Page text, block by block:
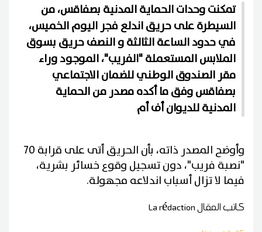
تمكنت وحدات الحماية المدنية بصفاقس، من
السيطرة على حريق اندلع فجر اليوم الخميس،
في حدود الساعة الثالثة و النصف حريق بسوق
الملابس المستعملة "الفريب"، الموجود وراء
مقر الصندوق الوطني للضمان الاجتماعي
بصفاقس وفق ما أكده مصدر من الحماية
المدنية للديوان أف أم
وأوضح المصدر ذاته، بأن الحريق أتى على قرابة 70
"نصبة فريب"، دون تسجيل وقوع خسائر بشرية،
فيما لا تزال أسباب اندلاعه مجهولة.
كاتب المقالLa rédaction